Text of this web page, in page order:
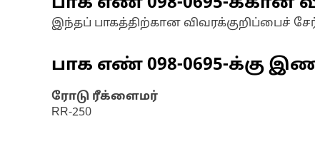
இந்தப் பாகத்திற்கான விவரக்குறிப்பைச்
பாக எண் 098-0695-க்கு
ரோடு ரீக்ளைமர்
RR-250